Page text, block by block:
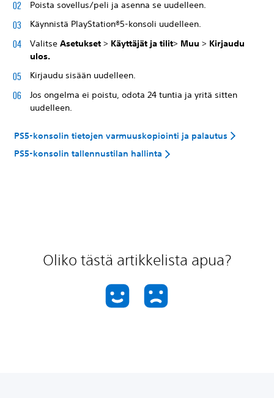
Poista sovellus/peli ja asenna se uudelleen.
Käynnistä PlayStation®5-konsoli uudelleen.
Valitse Asetukset > Käyttäjät ja tilit> Muu > Kirjaudu
ulos.
Kirjaudu sisään uudelleen.
Jos ongelma ei poistu, odota 24 tuntia ja yritä sitten
uudelleen.
PS5-konsolin tietojen varmuuskopiointi ja palautus
PS5-konsolin tallennustilan hallinta
Oliko tästä artikkelista apua?